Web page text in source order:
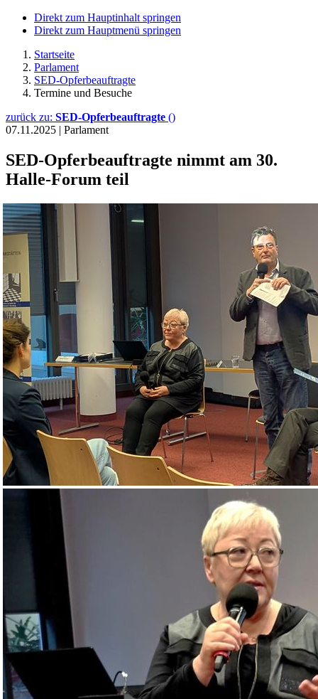
Direkt zum Hauptinhalt springen
Direkt zum Hauptmenü springen
Startseite
Parlament
SED-Opferbeauftragte
Termine und Besuche
zurück zu: SED-Opferbeauftragte ()
07.11.2025 | Parlament
SED-Opferbeauftragte nimmt am 30.
Halle-Forum teil